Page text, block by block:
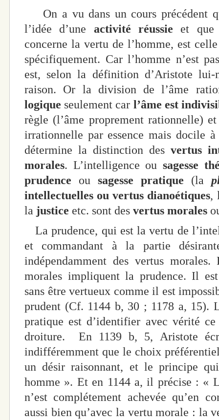
On a vu dans un cours précédent
l’idée d’une activité réussie et que
concerne la vertu de l’homme, est
spécifiquement. Car l’homme n’est
est, selon la définition d’Aristote
raison. Or la division de l’âme
logique seulement car l’âme est
règle (l’âme proprement rationnelle)
irrationnelle par essence mais docile
détermine la distinction des vertus
morales. L’intelligence ou sagesse
prudence ou sagesse pratique (la
intellectuelles ou vertus dianoétiques,
la justice etc. sont des vertus morales
La prudence, qui est la vertu de
et commandant à la partie
indépendamment des vertus morales.
morales impliquent la prudence. Il
sans être vertueux comme il est
prudent (Cf. 1144 b, 30 ; 1178 a, 15).
pratique est d’identifier avec vérité
droiture. En 1139 b, 5, Aristote
indifféremment que le choix
un désir raisonnant, et le principe
homme ». Et en 1144 a, il précise : «
n’est complétement achevée qu’en
aussi bien qu’avec la vertu morale : la